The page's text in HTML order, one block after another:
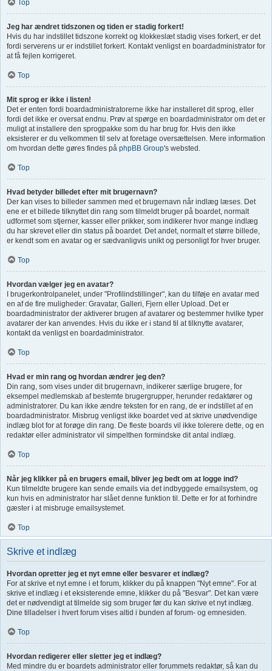
Top
Jeg har ændret tidszonen og tiden er stadig forkert!
Hvis du har indstillet tidszone korrekt og klokkeslæt stadig vises forkert, er det
fordi serverens ur er indstillet forkert. Kontakt venligst en boardadministrator for
at få fejlen korrigeret.
Top
Mit sprog er ikke i listen!
Det er enten fordi boardadministratorerne ikke har installeret dit sprog, eller
fordi det ikke er oversat endnu. Prøv at spørge en boardadministrator om det er
muligt at installere den sprogpakke som du har brug for. Hvis den ikke
eksisterer er du velkommen til selv at foretage oversættelsen. Mere information
om hvordan dette gøres findes på phpBB Group's websted.
Top
Hvad betyder billedet efter mit brugernavn?
Der kan vises to billeder sammen med et brugernavn når indlæg læses. Det
ene er et billede tilknyttet din rang som tilmeldt bruger på boardet, normalt
udformet som stjerner, kasser eller prikker, som indikerer hvor mange indlæg
du har skrevet eller din status på boardet. Det andet, normalt et større billede,
er kendt som en avatar og er sædvanligvis unikt og personligt for hver bruger.
Top
Hvordan vælger jeg en avatar?
I brugerkontrolpanelet, under "Profilindstillinger", kan du tilføje en avatar med
en af de fire muligheder: Gravatar, Galleri, Fjern eller Upload. Det er
boardadministrator der aktiverer brugen af avatarer og bestemmer hvilke typer
avatarer der kan anvendes. Hvis du ikke er i stand til at tilknytte avatarer,
kontakt da venligst en boardadministrator.
Top
Hvad er min rang og hvordan ændrer jeg den?
Din rang, som vises under dit brugernavn, indikerer særlige brugere, for
eksempel medlemskab af bestemte brugergrupper, herunder redaktører og
administratorer. Du kan ikke ændre teksten for en rang, de er indstillet af en
boardadministrator. Misbrug venligst ikke boardet ved at skrive unødvendige
indlæg blot for at forøge din rang. De fleste boards vil ikke tolerere dette, og en
redaktør eller administrator vil simpelthen formindske dit antal indlæg.
Top
Når jeg klikker på en brugers email, bliver jeg bedt om at logge ind?
Kun tilmeldte brugere kan sende emails via det indbyggede emailsystem, og
kun hvis en administrator har slået denne funktion til. Dette er for at forhindre
gæster i at misbruge emailsystemet.
Top
Skrive et indlæg
Hvordan opretter jeg et nyt emne eller besvarer et indlæg?
For at skrive et nyt emne i et forum, klikker du på knappen "Nyt emne". For at
skrive et indlæg i et eksisterende emne, klikker du på "Besvar". Det kan være
det er nødvendigt at tilmelde sig som bruger før du kan skrive et nyt indlæg.
Dine tilladelser i hvert forum vises altid i bunden af forum- og emnesiden.
Top
Hvordan redigerer eller sletter jeg et indlæg?
Med mindre du er boardets administrator eller forummets redaktør, så kan du